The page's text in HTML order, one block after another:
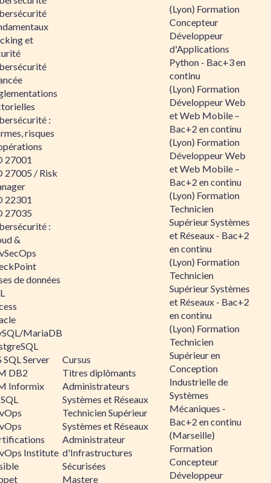
et
:
risques
27001
27005 / Risk
22301
27035
:
&
de données
MariaDB
SQL Server
DB2
Informix
Institute
Cursus
Titres diplômants
Administrateurs
Systèmes et Réseaux
Technicien Supérieur
Systèmes et Réseaux
Administrateur
d'Infrastructures
Sécurisées
Mastere
(Lyon) Formation
Concepteur
Développeur
d'Applications
Python - Bac+3 en
continu
(Lyon) Formation
Développeur Web
et Web Mobile –
Bac+2 en continu
(Lyon) Formation
Développeur Web
et Web Mobile –
Bac+2 en continu
(Lyon) Formation
Technicien
Supérieur Systèmes
et Réseaux - Bac+2
en continu
(Lyon) Formation
Technicien
Supérieur Systèmes
et Réseaux - Bac+2
en continu
(Lyon) Formation
Technicien
Supérieur en
Conception
Industrielle de
Systèmes
Mécaniques -
Bac+2 en continu
(Marseille)
Formation
Concepteur
Développeur